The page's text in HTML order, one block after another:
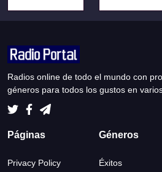
Radios online de todo el mundo con
géneros para todos los gustos en
Páginas
Privacy Policy
Géneros
Éxitos